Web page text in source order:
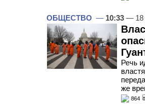
ОБЩЕСТВО — 10:33 — 18
Речь
же
864